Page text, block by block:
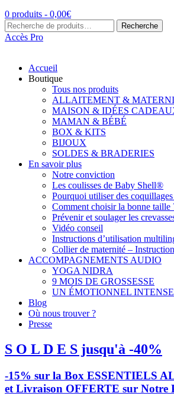
0 produits - 0,00€
Recherche
pour :
Recherche
Accès Pro
Accueil
Boutique
Tous nos produits
ALLAITEMENT &
MAISON & IDÉES
MAMAN & BÉBÉ
BOX & KITS
BIJOUX
SOLDES & BRADERIES
En savoir plus
Notre conviction
Les coulisses de Baby Shell®
Pourquoi utiliser des coquillages
Comment choisir la bonne taille
Prévenir et soulager les
Vidéo conseil
Instructions d’utilisation
Collier de maternité –
ACCOMPAGNEMENTS AUDIO
YOGA NIDRA
9 MOIS DE GROSSESSE
UN ÉMOTIONNEL INTENSE
Blog
Où nous trouver ?
Presse
S O L D E S jusqu'à -40%
-15% sur la Box
et Livraison OFFERTE sur Notre